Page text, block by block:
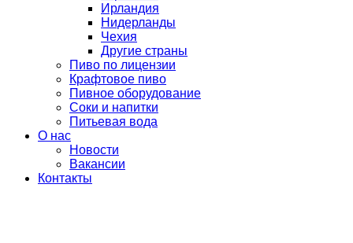
Ирландия
Нидерланды
Чехия
Другие страны
Пиво по лицензии
Крафтовое пиво
Пивное оборудование
Соки и напитки
Питьевая вода
О нас
Новости
Вакансии
Контакты